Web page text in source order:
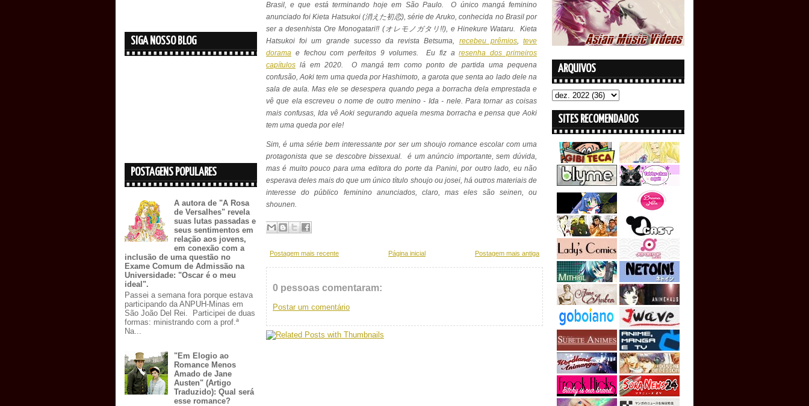
SIGA NOSSO BLOG
POSTAGENS POPULARES
A autora de "A Rosa
de Versalhes" revela
suas lutas passadas e
seus sentimentos em
relação aos jovens,
em conexão com a
inclusão de uma questão no
Exame Comum de Admissão na
Universidade: "Oscar é o meu
ideal".
Passei a semana fora porque estava
participando da ANPUH-Minas em
São João Del Rei. Participei de duas
formas: ministrando com a prof.ª
Na...
"Em Elogio ao
Romance Menos
Amado de Jane
Austen" (Artigo
Traduzido): Qual será
esse romance?
Brasil, e que está terminando hoje em São Paulo. O único mangá feminino
anunciado foi Kieta Hatsukoi (消えた初恋), série de Aruko, conhecida no Brasil por
ser a desenhista Ore Monogatari!! (オレモノガタリ!!), e Hinekure Wataru. Kieta
Hatsukoi foi um grande sucesso da revista Betsuma, recebeu prêmios,teve
dorama e fechou com perfeitos 9 volumes. Eu fiz aresenha dos primeiros
capítulos lá em 2020. O mangá tem como ponto de partida uma pequena
confusão,Aoki tem uma queda por Hashimoto, a garota que senta ao lado dele na
sala de aula. Mas ele se desespera quando pega a borracha dela emprestada e
vê que ela escreveu o nome de outro menino - Ida - nele. Para tornar as coisas
mais confusas, Ida vê Aoki segurando aquela mesma borracha e pensa que Aoki
tem uma queda por ele!
Sim, é uma série bem interessante por ser um shoujo romance escolar com uma
protagonista que se descobre bissexual. é um anúncio importante, sem dúvida,
mas é muito pouco para uma editora do porte da Panini, por outro lado, eu não
esperava deles mais do que um único título shoujo ou josei, há outros materiais de
interesse do público feminino anunciados, claro, mas eles são seinen, ou
shounen.
Postagem mais recente Postagem mais antiga
Página inicial
0 pessoas comentaram:
Postar um comentário
ARQUIVOS
SITES RECOMENDADOS